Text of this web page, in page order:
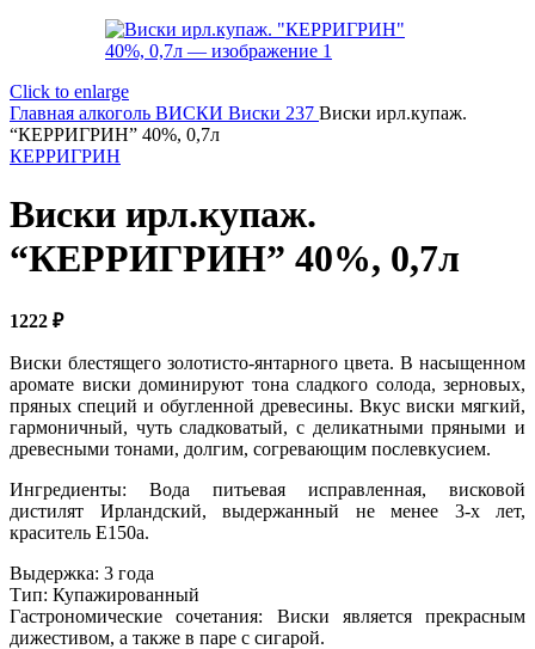
Click to enlarge
Главная алкоголь ВИСКИ Виски 237 Виски ирл.купаж.
“КЕРРИГРИН” 40%, 0,7л
КЕРРИГРИН
Виски ирл.купаж.
“КЕРРИГРИН” 40%, 0,7л
1222 ₽
Виски блестящего золотисто-янтарного цвета. В насыщенном
аромате виски доминируют тона сладкого солода, зерновых,
пряных специй и обугленной древесины. Вкус виски мягкий,
гармоничный, чуть сладковатый, с деликатными пряными и
древесными тонами, долгим, согревающим послевкусием.
Ингредиенты: Вода питьевая исправленная, висковой
дистилят Ирландский, выдержанный не менее 3-х лет,
краситель Е150а.
Выдержка: 3 года
Тип: Купажированный
Гастрономические сочетания: Виски является прекрасным
дижестивом, а также в паре с сигарой.